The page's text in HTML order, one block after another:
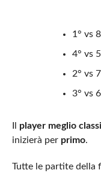
1° vs
4° vs
2° vs
3° vs
player meglio
inizierà per primo.
Tutte le partite della